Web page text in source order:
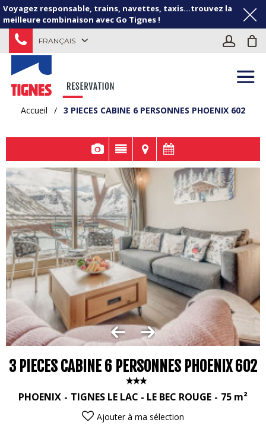
Voyagez responsable, trains, navettes, taxis...trouvez la
meilleure combinaison avec Go Tignes !
FRANÇAIS
Accueil / 3 PIECES CABINE 6 PERSONNES PHOENIX 602
3 PIECES CABINE 6 PERSONNES PHOENIX 602
PHOENIX TIGNES LE LAC - LE BEC ROUGE 75 m²
Ajouter à ma sélection